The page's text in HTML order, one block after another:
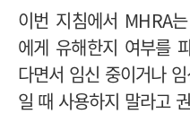
이번 지침에서 MHRA는
에게 유해한지 여부를
다면서 임신 중이거나
일 때 사용하지 말라고